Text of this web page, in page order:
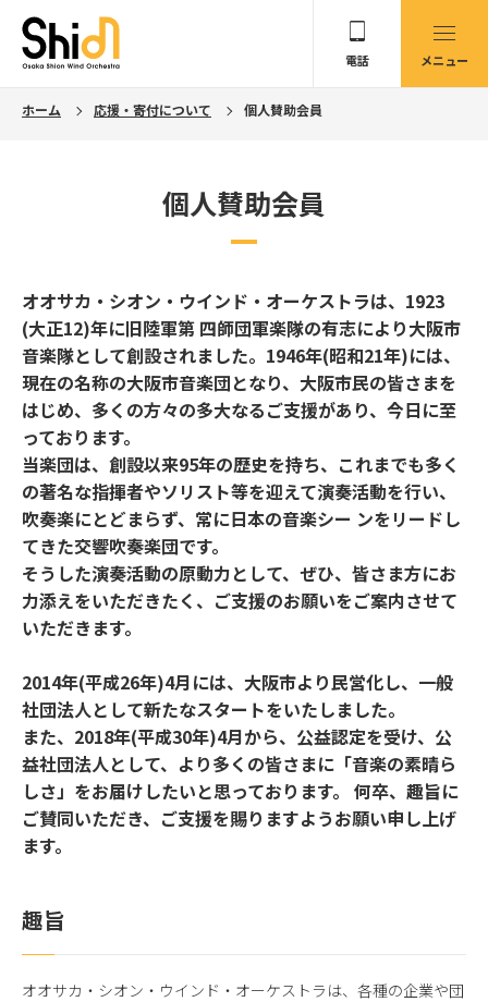
メニュー
電話
ホーム 応援・寄付について 個人賛助会員
個人賛助会員
オオサカ・シオン・ウインド・オーケストラは、1923
(大正12)年に旧陸軍第 四師団軍楽隊の有志により大阪市
音楽隊として創設されました。1946年(昭和21年)には、
現在の名称の大阪市音楽団となり、大阪市民の皆さまを
はじめ、多くの方々の多大なるご支援があり、今日に至
っております。
当楽団は、創設以来95年の歴史を持ち、これまでも多く
の著名な指揮者やソリスト等を迎えて演奏活動を行い、
吹奏楽にとどまらず、常に日本の音楽シー ンをリードし
てきた交響吹奏楽団です。
そうした演奏活動の原動力として、ぜひ、皆さま方にお
力添えをいただきたく、ご支援のお願いをご案内させて
いただきます。
2014年(平成26年)4月には、大阪市より民営化し、一般
社団法人として新たなスタートをいたしました。
また、2018年(平成30年)4月から、公益認定を受け、公
益社団法人として、より多くの皆さまに「音楽の素晴ら
しさ」をお届けしたいと思っております。 何卒、趣旨に
ご賛同いただき、ご支援を賜りますようお願い申し上げ
ます。
趣旨
オオサカ・シオン・ウインド・オーケストラは、各種の企業や団